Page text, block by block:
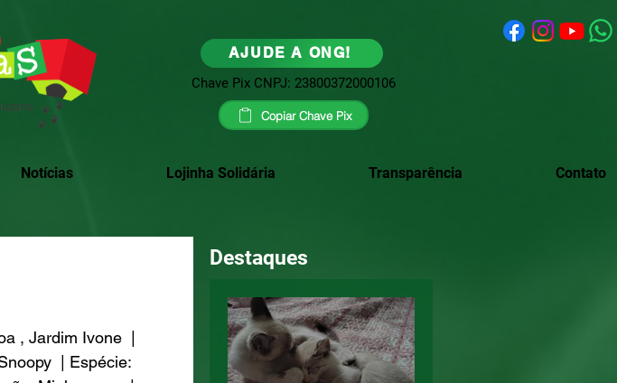
AJUDE A ONG!
Chave Pix CNPJ: 23800372000106
Copiar Chave Pix
Notícias Lojinha Solidária Transparência Contato
, Jardim Ivone  |
| Espécie:
Destaques